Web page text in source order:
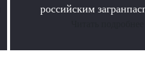
российским